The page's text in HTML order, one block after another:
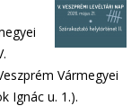
Vármegyei
Ignác u. 1.).